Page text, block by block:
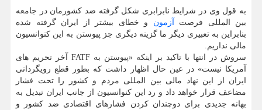
به قول وی در شرایط نابرابری شكل گرفته ضد كشورمان در جامعه
بین المللی فرصت آزمون و خطای بیشتر از ایران گرفته شده
بنابراین به تعبیری دیگر ما گزینه دیگری جز پیوستن به این كنوانسیون
مالی نداریم.
سروش در انتها با تاكید بر اینكه «پیوستن به FATF آخر تحریم های
آمریكا نیست» در عین حال اظهار داشت كه بطور قطع رویگردانی
ایران از این نهاد مالی بین المللی مردم و كشور را تحت فشار
مضاعف قرار خواهد داد و رد این كنوانسیون از جانب ایران تبدیل به
بهانه جدیدی برای دوچندان كردن فشارهای اقتصادی ضد كشور و